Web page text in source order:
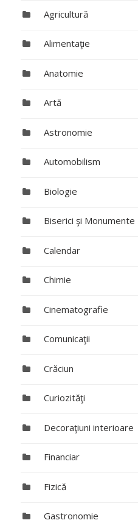
Agricultură
Alimentaţie
Anatomie
Artă
Astronomie
Automobilism
Biologie
Biserici şi Monumente
Calendar
Chimie
Cinematografie
Comunicaţii
Crăciun
Curiozităţi
Decoraţiuni interioare
Financiar
Fizică
Gastronomie